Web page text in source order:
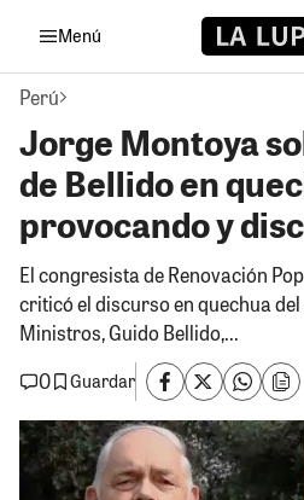
Menú
Perú
Jorge Montoya
de Bellido en
provocando y
El congresista de Renovación
criticó el discurso en quechua
Ministros, Guido Bellido,...
0
Guardar